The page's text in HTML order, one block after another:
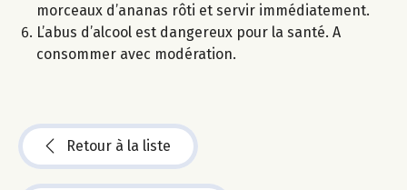
morceaux d’ananas rôti et servir immédiatement.
L’abus d’alcool est dangereux pour la santé. A
consommer avec modération.
Retour à la liste